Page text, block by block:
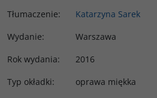
Tłumaczenie:
Katarzyna Sarek
Wydanie:
Warszawa
Rok wydania:
2016
Typ okładki:
oprawa miękka